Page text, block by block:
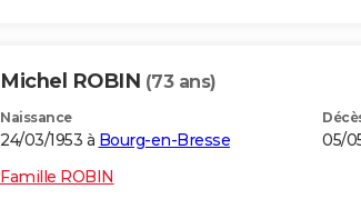
Michel ROBIN (73 ans)
Naissance
24/03/1953 à Bourg-en-Bresse 05/
Famille ROBIN